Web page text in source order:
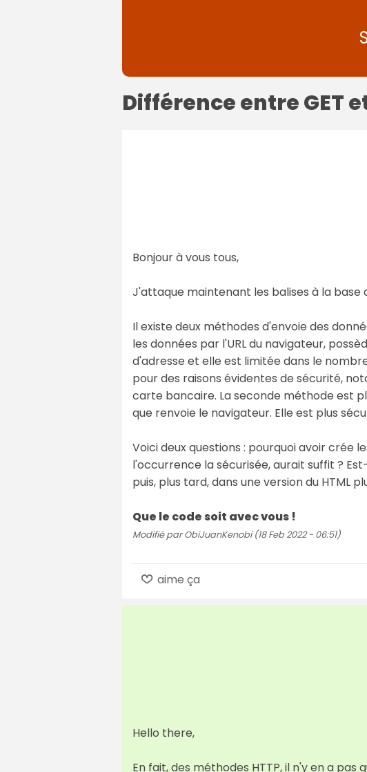
Différence entre GET
Bonjour à vous tous,
J'attaque maintenant les balises à la base
Il existe deux méthodes d'envoie des
les données par l'URL du navigateur,
d'adresse et elle est limitée dans le
pour des raisons évidentes de sécurité,
carte bancaire. La seconde méthode est
que renvoie le navigateur. Elle est plus
Voici deux questions : pourquoi avoir crée
l'occurrence la sécurisée, aurait suffit ?
puis, plus tard, dans une version du HTML
Que le code soit avec vous !
Modifié par ObiJuanKenobi (18 Feb 2022 - 06:51)
aime ça
Hello there,
En fait, des méthodes HTTP, il n'y en a pas